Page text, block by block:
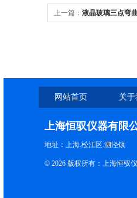
上一篇： 液晶玻璃三点弯
网站首页 关
上海恒驭仪器有限
地址：上海.松江区.泗泾镇
© 2026 版权所有：上海恒驭